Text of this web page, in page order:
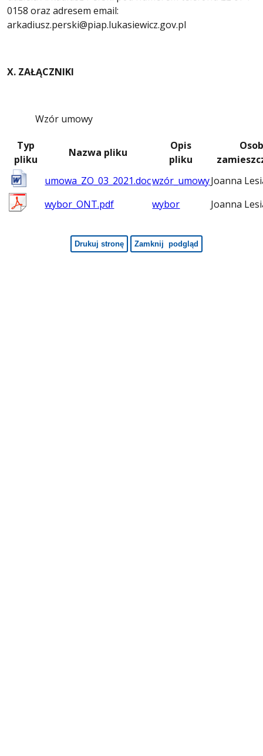
0158 oraz adresem email:
arkadiusz.perski@piap.lukasiewicz.gov.pl
X. ZAŁĄCZNIKI
Wzór umowy
Typ
pliku
Nazwa pliku
Opis
pliku
umowa_ZO_03_2021.docwzór_umowyJoanna
wybor_ONT.pdf
wybor Joanna